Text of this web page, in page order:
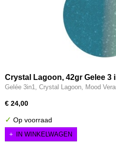
Crystal Lagoon, 42gr Gelee 3
Gelée 3in1, Crystal Lagoon, Mood
€ 24,00
✓ Op voorraad
IN WINKELWAGEN